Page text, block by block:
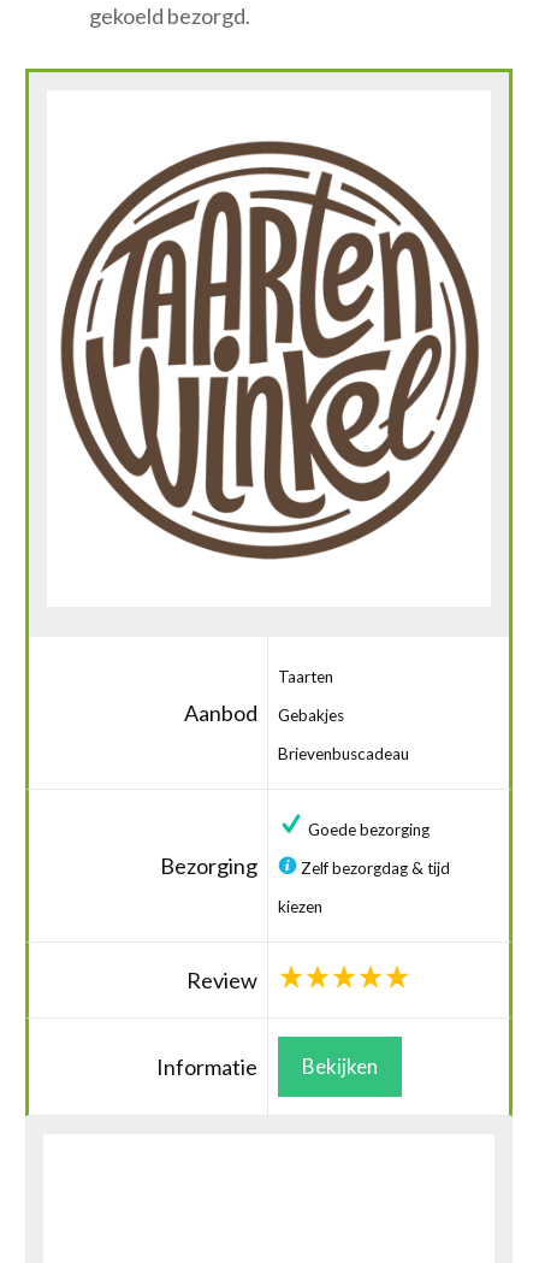
gekoeld bezorgd.
Aanbod
Taarten
Gebakjes
Brievenbuscadeau
Bezorging
Goede bezorging
Zelf bezorgdag & tijd
kiezen
Review
Informatie Bekijken